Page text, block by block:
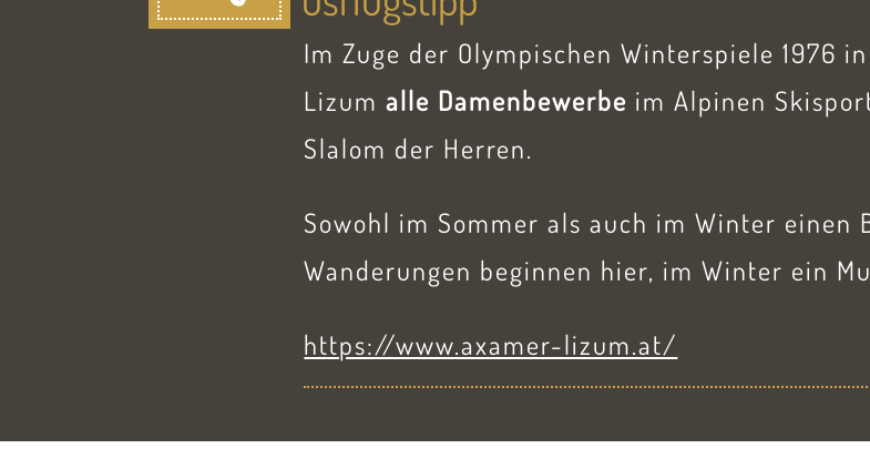
Im Zuge der Olympischen Winterspiele 1976
Lizum alle Damenbewerbe im Alpinen
Slalom der Herren.
Sowohl im Sommer als auch im Winter einen
Wanderungen beginnen hier, im Winter ein
https://www.axamer-lizum.at/